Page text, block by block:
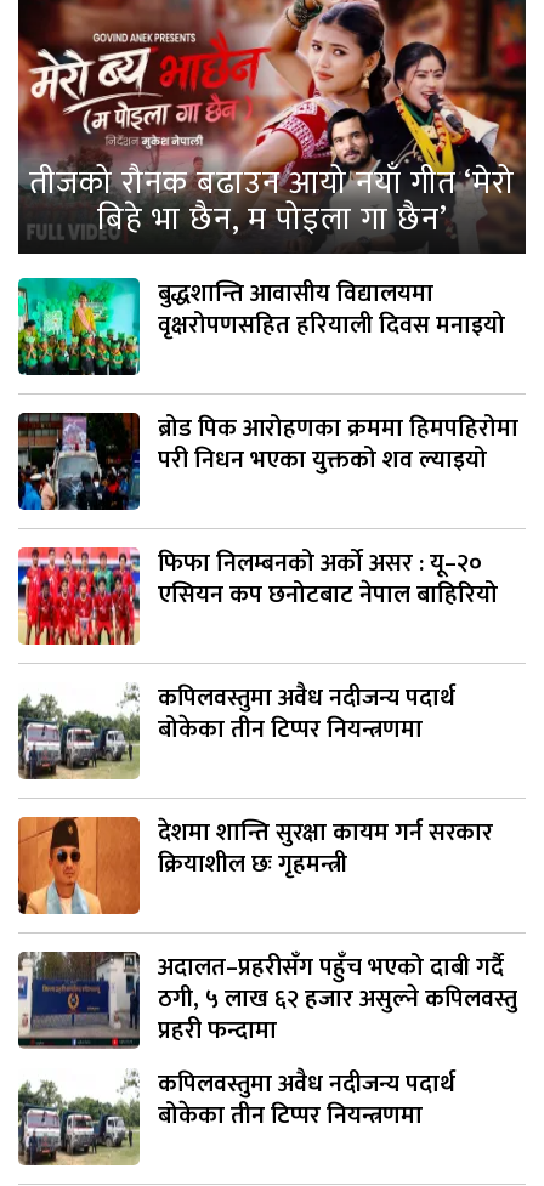
तीजको रौनक बढाउन आयो नयाँ गीत ‘मेरो
बिहे भा छैन, म पोइला गा छैन’
बुद्धशान्ति आवासीय विद्यालयमा
वृक्षरोपणसहित हरियाली दिवस मनाइयो
ब्रोड पिक आरोहणका क्रममा हिमपहिरोमा
परी निधन भएका युक्तको शव ल्याइयो
फिफा निलम्बनको अर्को असर : यू–२०
एसियन कप छनोटबाट नेपाल बाहिरियो
कपिलवस्तुमा अवैध नदीजन्य पदार्थ
बोकेका तीन टिप्पर नियन्त्रणमा
देशमा शान्ति सुरक्षा कायम गर्न सरकार
क्रियाशील छः गृहमन्त्री
अदालत–प्रहरीसँग पहुँच भएको दाबी गर्दै
ठगी, ५ लाख ६२ हजार असुल्ने कपिलवस्तु
प्रहरी फन्दामा
कपिलवस्तुमा अवैध नदीजन्य पदार्थ
बोकेका तीन टिप्पर नियन्त्रणमा